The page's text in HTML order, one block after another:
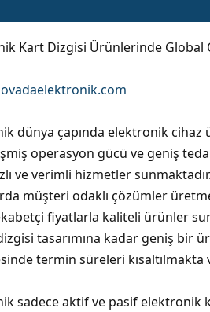
Kart Dizgisi Ürünlerinde Global
dünya çapında elektronik
operasyon gücü ve geniş
ve verimli hizmetler
müşteri odaklı çözümler
fiyatlarla kaliteli ürünler
tasarımına kadar geniş bir
termin süreleri
sadece aktif ve pasif elektronik